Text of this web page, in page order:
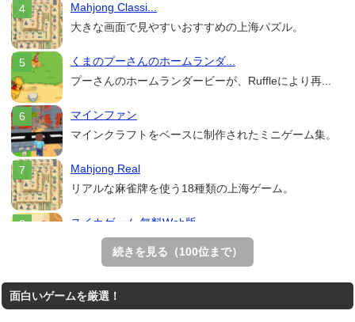
Mahjong Classi...
大きな画面で見やすいおすすめの上海パズル。
くまのプーさんのホームランダ...
プーさんのホームランダービーが、Ruffleにより再...
マインファン
マインクラフトをベースに制作されたミニゲーム集。
Mahjong Real
リアルな麻雀牌を使う18種類の上海ゲーム。
スイカゲーム 無料Web版
スイカゲームをスクラッチで再現した無料Web版。
王国を構築していく放置系のシミュレーションゲーム。
続きを見る（100位まで）
面白いゲームを厳選！